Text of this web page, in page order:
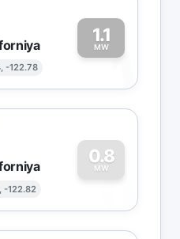
-122.78
1.1
MW1
-122.82
0.8
MW
0